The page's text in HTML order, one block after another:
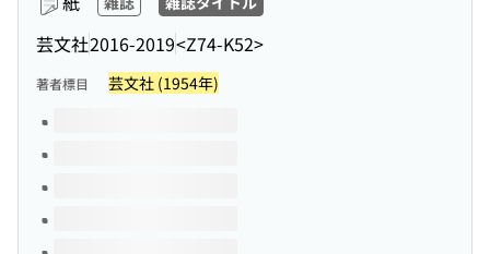
芸文社2016-2019<Z74-K52>
著者標目 芸文社 (1954年)
このタイトルの巻号